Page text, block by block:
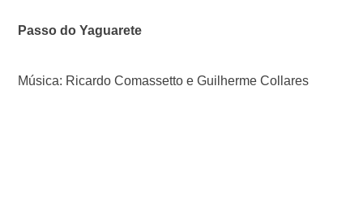
Passo do Yaguarete
Música: Ricardo Comassetto e Guilherme Collares